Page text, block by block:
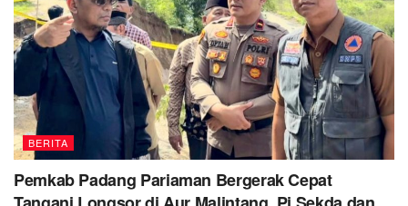
BERITA
Pemkab Padang Pariaman Bergerak Cepat